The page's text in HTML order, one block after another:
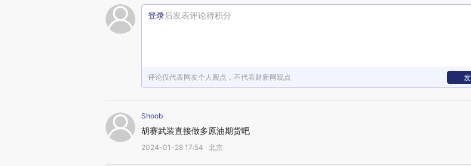
登录后发表评论得积分
评论仅代表网友个人观点，不代表财新网观点
Shoob
胡赛武装直接做多原油期货吧
2024-01-28 17:54 · 北京